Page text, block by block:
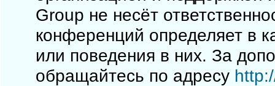
Group не несёт
конференций определяет в
или поведения в них. За
обращайтесь по адресу